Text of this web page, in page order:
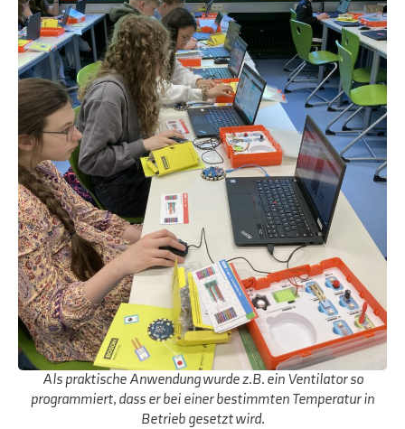
Als praktische Anwendung wurde z.B. ein Ventilator so
programmiert, dass er bei einer bestimmten Temperatur in
Betrieb gesetzt wird.